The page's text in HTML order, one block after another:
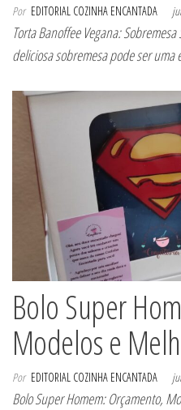
Por EDITORIAL COZINHA ENCANTADA
Torta Banoffee Vegana:
deliciosa sobremesa pode ser
Bolo Super
Modelos e
Por EDITORIAL COZINHA ENCANTADA
Bolo Super Homem: Orçamento,